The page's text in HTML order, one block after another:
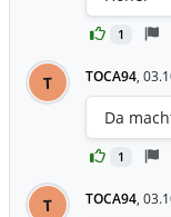
1
T TOCA94,
1
Da
T TOCA94,